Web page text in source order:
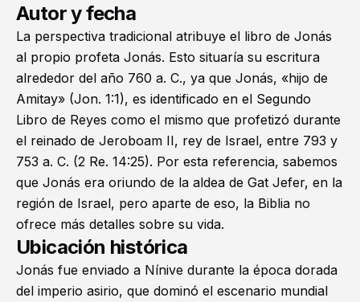
Autor y fecha
La perspectiva tradicional atribuye el libro de Jonás
al propio profeta Jonás. Esto situaría su escritura
alrededor del año 760 a. C., ya que Jonás, «hijo de
Amitay» (Jon. 1:1), es identificado en el Segundo
Libro de Reyes como el mismo que profetizó durante
el reinado de Jeroboam II, rey de Israel, entre 793 y
753 a. C. (2 Re. 14:25). Por esta referencia, sabemos
que Jonás era oriundo de la aldea de Gat Jefer, en la
región de Israel, pero aparte de eso, la Biblia no
ofrece más detalles sobre su vida.
Ubicación histórica
Jonás fue enviado a Nínive durante la época dorada
del imperio asirio, que dominó el escenario mundial